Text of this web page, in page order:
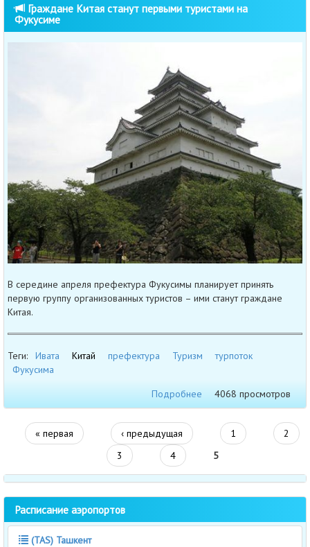
Граждане Китая станут первыми туристами на
Фукусиме
В середине апреля префектура Фукусимы планирует принять
первую группу организованных туристов – ими станут граждане
Китая.
Теги: Ивата Китай префектура Туризм
турпоток
Фукусима
Подробнее
4068 просмотров
« первая ‹ предыдущая 1
2
3
4 5
Расписание аэропортов
(TAS) Ташкент